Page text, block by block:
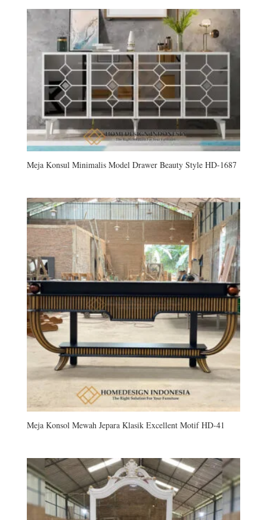
Meja Konsul Minimalis Model Drawer Beauty Style HD-1687
Meja Konsol Mewah Jepara Klasik Excellent Motif HD-41